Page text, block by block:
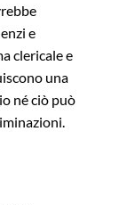
e
clericale e
una
né ciò può